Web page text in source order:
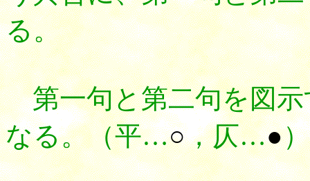
る。
第一句と第二句を図
なる。（平…○，仄…●）